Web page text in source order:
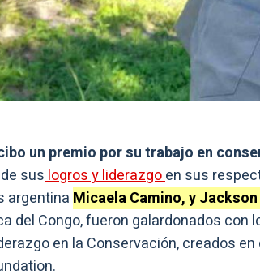
un premio por su trabajo en
suslogros y liderazgoen sus
argentina Micaela Camino, y Jackson
del Congo, fueron galardonados con
en la Conservación, creados